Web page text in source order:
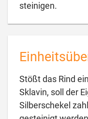
steinigen.
Stößt das Rind
Sklavin, soll der
Silberschekel